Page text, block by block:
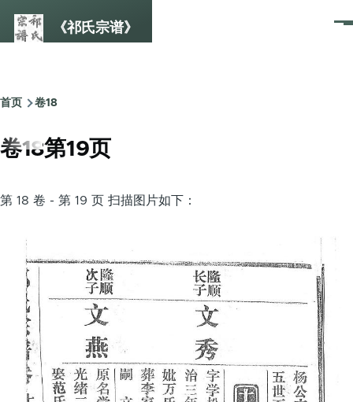
《祁氏宗谱》
菜
面
包
屑
首页 卷18
卷18第19页
第 18 卷 - 第 19 页 扫描图片如下：